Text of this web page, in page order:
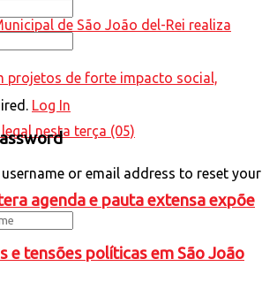
agenda e pauta extensa expõe
e tensões políticas em São João
Log In
username or email address to reset your